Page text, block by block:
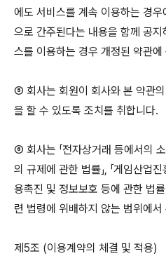
에도 서비스를 계속 이용하는 경
으로 간주된다는 내용을 함께 공지
스를 이용하는 경우 개정된 약관
⑤ 회사는 회원이 회사와 본 약관
을 할 수 있도록 조치를 취합니다.
⑥ 회사는 「전자상거래 등에서의 소
의 규제에 관한 법률」, 「게임산업진
용촉진 및 정보보호 등에 관한 법률
련 법령에 위배하지 않는 범위에
제5조 (이용계약의 체결 및 적용)